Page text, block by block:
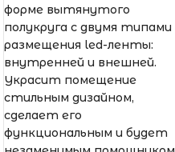
форме вытянутого
полукруга с двумя типами
размещения led-ленты:
внутренней и внешней.
Украсит помещение
стильным дизайном,
сделает его
функциональным и будет